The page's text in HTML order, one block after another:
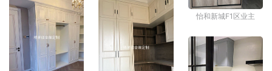
怡和新城F1区业主